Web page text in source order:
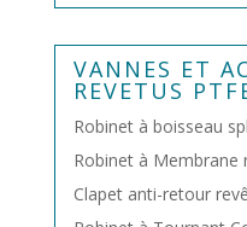
VANNES ET
REVETUS
Robinet à boisseau
Robinet à Membrane
Clapet anti-retour